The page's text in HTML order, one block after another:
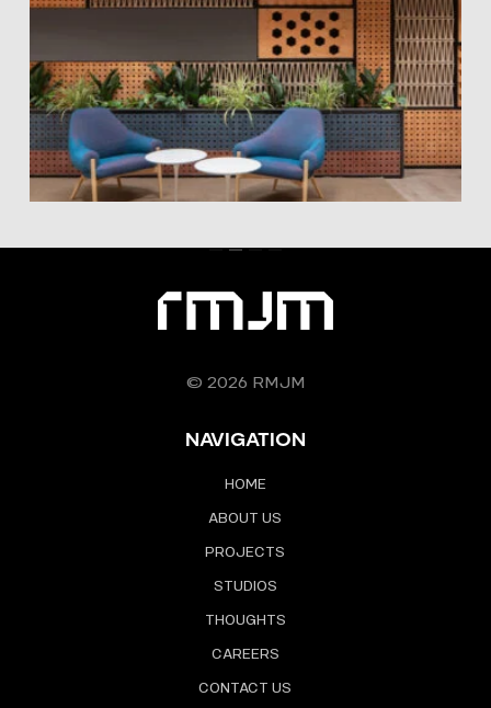
© 2026 RMJM
NAVIGATION
HOME
ABOUT US
PROJECTS
STUDIOS
THOUGHTS
CAREERS
CONTACT US